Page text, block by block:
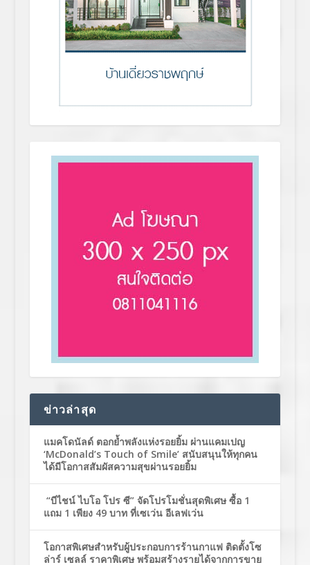
ข่าวล่าสุด
แมคโดนัลด์ ตอกย้ำพลังแห่งรอยยิ้ม ผ่านแคมเปญ
‘McDonald’s Touch of Smile’ สนับสนุนให้ทุกคน
ได้มีโอกาสสัมผัสความสุขผ่านรอยยิ้ม
“บีไชน์ ไบโอ โปร ซี” จัดโปรโมชั่นสุดพิเศษ ซื้อ 1
แถม 1 เพียง 49 บาท ที่เซเว่น อีเลฟเว่น
โอกาสพิเศษสำหรับผู้ประกอบการร้านกาแฟ ติดตั้งโซ
ล่าร์ เซลล์ ราคาพิเศษ พร้อมสร้างรายได้จากการขาย